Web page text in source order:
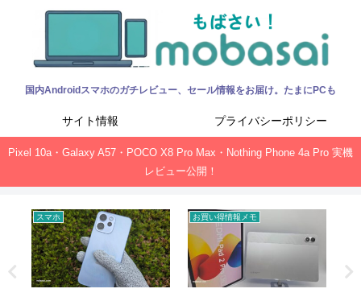
国内Androidスマホのガチレビュー、セール情報をお届け。たまにPCも
サイト情報 プライバシーポリシー
Pixel 10a・Galaxy A57・POCO X8 Pro Max・Nothing Phone 4a Pro 実機
レビュー公開！
スマホ お買い得情報メモ